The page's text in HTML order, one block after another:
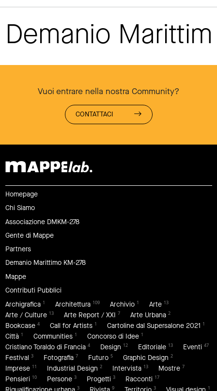
Demanio
Vuoi entrare nella nostra Community?
CONTATTACI
Homepage
Chi Siamo
Associazione DMKM-278
Gente di Mappe
Partners
Demanio Marittimo KM-278
Mappe
Contributi Pubblici
Archigrafica 1 Architettura 109 Archivio 1 Arte 13
Arte / Culture 13 Arte Report / XXI 7 Arte Urbana 2
Bookcase 4 Call for Artists 1 Cartoline dal Supersalone 2021 1
Città 1 Communities 1 Concorso di Idee 1
Cristiano Toraldo di Francia 4 Design 12 Editoriale 13 Eventi 47
Festival 3 Fotografia 7 Futuro 5 Graphic Design 2
Imprese 11 Industrial Design 2 Intervista 13 Mostre 7
Pensieri 10 Persone 3 Progetti 3 Racconti 17
3 9 3 1